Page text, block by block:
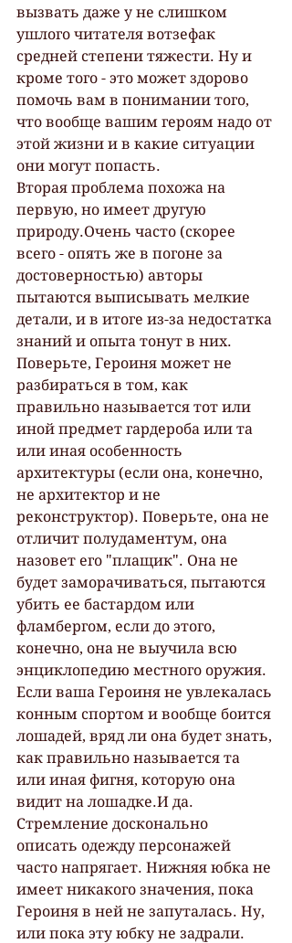
вызвать даже у не слишком
ушлого читателя вотзефак
средней степени тяжести. Ну и
кроме того - это может здорово
помочь вам в понимании того,
что вообще вашим героям надо от
этой жизни и в какие ситуации
они могут попасть.
Вторая проблема похожа на
первую, но имеет другую
природу.Очень часто (скорее
всего - опять же в погоне за
достоверностью) авторы
пытаются выписывать мелкие
детали, и в итоге из-за недостатка
знаний и опыта тонут в них.
Поверьте, Героиня может не
разбираться в том, как
правильно называется тот или
иной предмет гардероба или та
или иная особенность
архитектуры (если она, конечно,
не архитектор и не
реконструктор). Поверьте, она не
отличит полудаментум, она
назовет его "плащик". Она не
будет заморачиваться, пытаются
убить ее бастардом или
фламбергом, если до этого,
конечно, она не выучила всю
энциклопедию местного оружия.
Если ваша Героиня не увлекалась
конным спортом и вообще боится
лошадей, вряд ли она будет знать,
как правильно называется та
или иная фигня, которую она
видит на лошадке.И да.
Стремление досконально
описать одежду персонажей
часто напрягает. Нижняя юбка не
имеет никакого значения, пока
Героиня в ней не запуталась. Ну,
или пока эту юбку не задрали.